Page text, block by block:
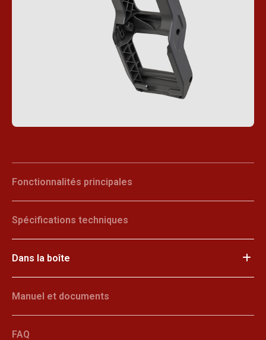
Fonctionnalités principales
Spécifications techniques
Dans la boîte
Manuel et documents
FAQ